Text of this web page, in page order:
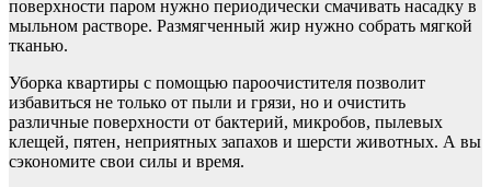
поверхности паром нужно периодически смачивать насадку в
мыльном растворе. Размягченный жир нужно собрать мягкой
тканью.
Уборка квартиры с помощью пароочистителя позволит
избавиться не только от пыли и грязи, но и очистить
различные поверхности от бактерий, микробов, пылевых
клещей, пятен, неприятных запахов и шерсти животных. А вы
сэкономите свои силы и время.